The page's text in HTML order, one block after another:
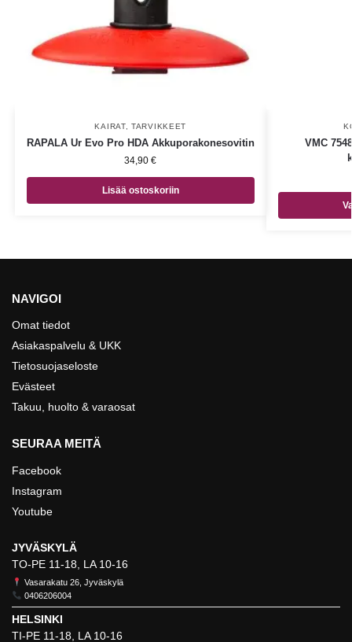
KAIRAT,TARVIKKEET
RAPALA Ur Evo Pro HDA Akkuporakonesovitin
34,90€
Lisää ostoskoriin
VMC
NAVIGOI
Omat tiedot
Asiakaspalvelu & UKK
Tietosuojaseloste
Evästeet
Takuu, huolto & varaosat
SEURAA MEITÄ
Facebook
Instagram
Youtube
JYVÄSKYLÄ
TO-PE 11-18, LA 10-16
Vasarakatu 26, Jyväskylä
0406206004
HELSINKI
TI-PE 11-18, LA 10-16